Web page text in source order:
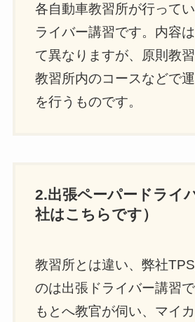
各自動車教習所が行って
ライバー講習です。内容
て異なりますが、原則教習
教習所内のコースなどで
を行うものです。
2.出張ペーパードライ
社はこちらです）
教習所とは違い、弊社
のは出張ドライバー講習
もとへ教官が伺い、マイ